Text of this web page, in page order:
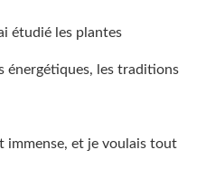
étudié les plantes
énergétiques, les traditions
immense, et je voulais tout